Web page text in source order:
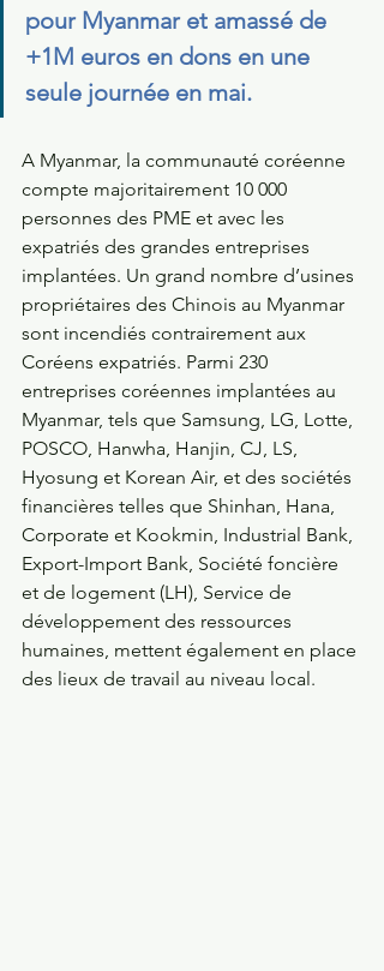
pour Myanmar et amassé de
+1M euros en dons en une
seule journée en mai.
A Myanmar, la communauté coréenne
compte majoritairement 10 000
personnes des PME et avec les
expatriés des grandes entreprises
implantées. Un grand nombre d’usines
propriétaires des Chinois au Myanmar
sont incendiés contrairement aux
Coréens expatriés. Parmi 230
entreprises coréennes implantées au
Myanmar, tels que Samsung, LG, Lotte,
POSCO, Hanwha, Hanjin, CJ, LS,
Hyosung et Korean Air, et des sociétés
financières telles que Shinhan, Hana,
Corporate et Kookmin, Industrial Bank,
Export-Import Bank, Société foncière
et de logement (LH), Service de
développement des ressources
humaines, mettent également en place
des lieux de travail au niveau local.